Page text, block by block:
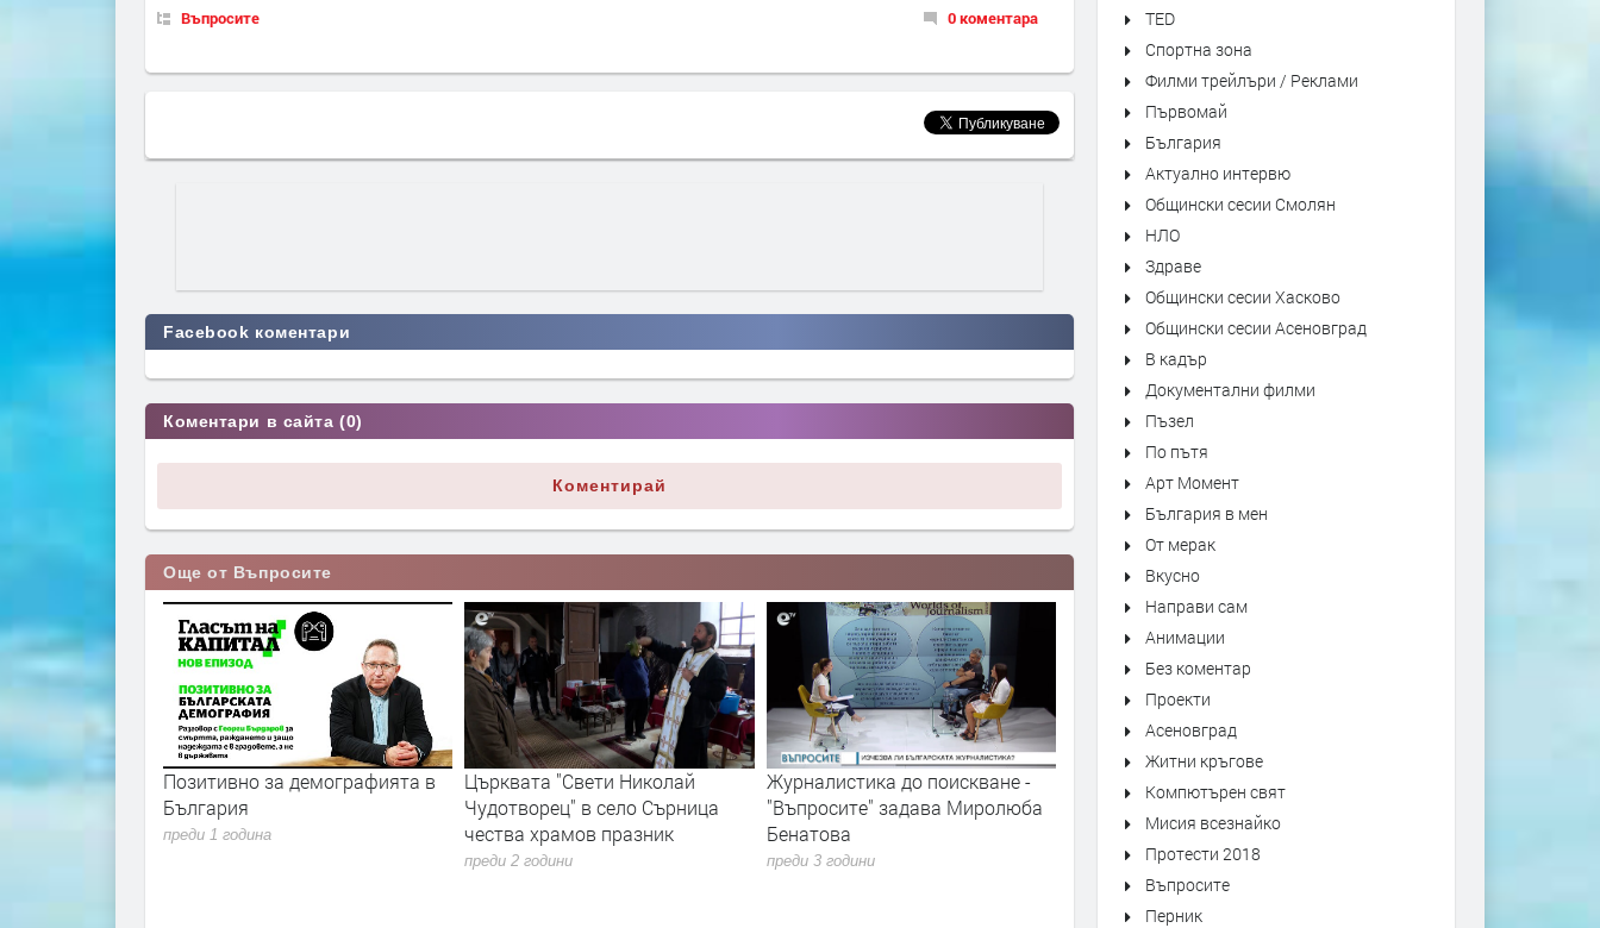
Въпросите 0 коментара
Facebook коментари
Коментари в сайта (0)
Коментирай
Още от Въпросите
ПО-МАЛКО -
Позитивно за демографията в
България
преди 1 година
Църквата "Свети Николай
Чудотворец" в село Сърница
чества храмов празник
преди 2 години
Журналистика до поискване -
"Въпросите" задава Миролюба
Бенатова
преди 3 години
Има ли "революция" в
предложените от ПП-ДБ
конституционни промени -
ВЪПРОСИТЕ задава Светла
Петрова
преди 3 години
TED
Спортна зона
Филми трейлъри / Реклами
Първомай
България
Актуално интервю
Общински сесии Смолян
НЛО
Здраве
Общински сесии Хасково
Общински сесии Асеновград
В кадър
Документални филми
Пъзел
По пътя
Арт Момент
България в мен
От мерак
Вкусно
Направи сам
Анимации
Без коментар
Проекти
Асеновград
Житни кръгове
Компютърен свят
Мисия всезнайко
Протести 2018
Въпросите
Перник